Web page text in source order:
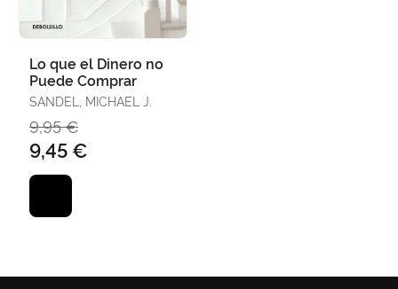
Lo que el Dinero no
Puede Comprar
SANDEL, MICHAEL J.
9,95 €
9,45 €